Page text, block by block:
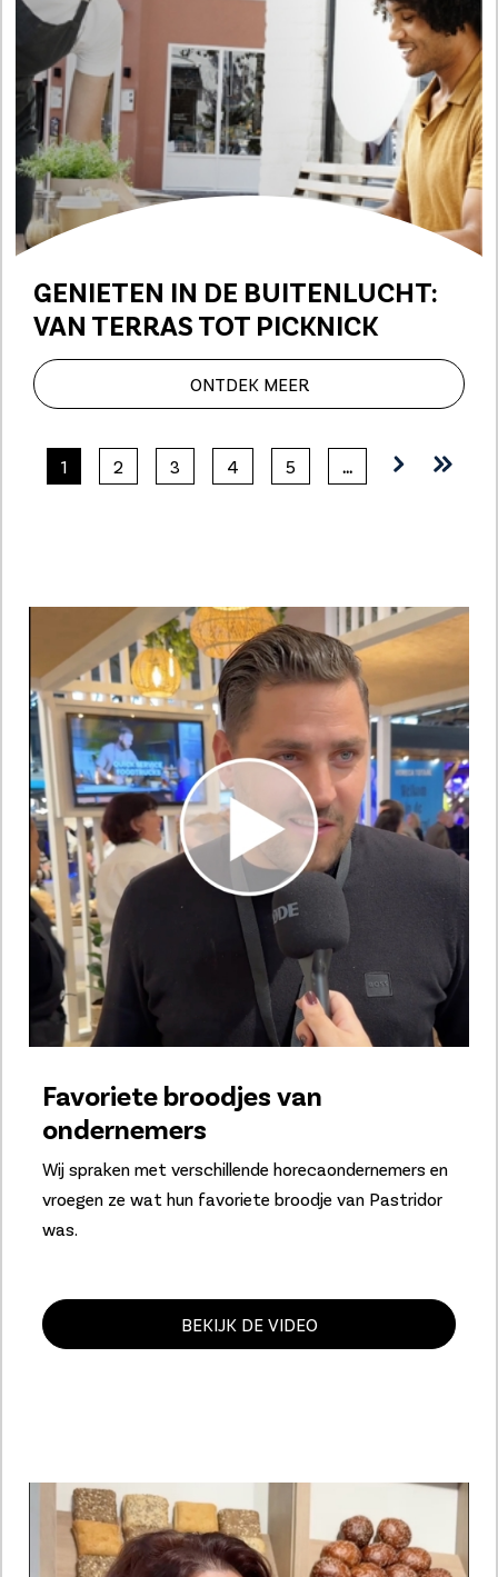
GENIETEN IN DE BUITENLUCHT:
VAN TERRAS TOT PICKNICK
ONTDEK MEER
1 2 3 4 5 …
Favoriete broodjes van
ondernemers
Wij spraken met verschillende horecaondernemers en
vroegen ze wat hun favoriete broodje van Pastridor
was.
BEKIJK DE VIDEO